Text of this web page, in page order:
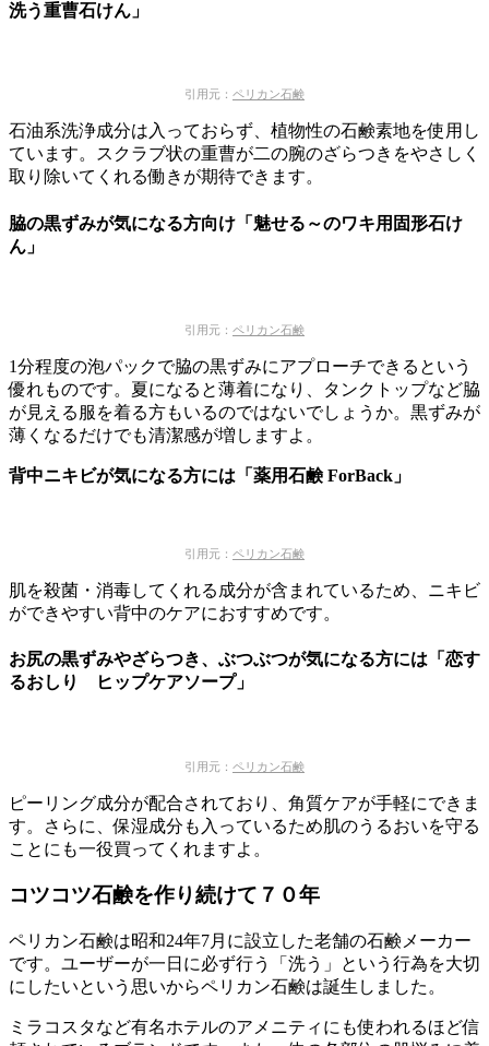
洗う重曹石けん」
引用元： ペリカン石鹸
石油系洗浄成分は入っておらず、植物性の石鹸素地を使用し
ています。スクラブ状の重曹が二の腕のざらつきをやさしく
取り除いてくれる働きが期待できます。
脇の黒ずみが気になる方向け「魅せる～のワキ用固形石け
ん」
引用元： ペリカン石鹸
1分程度の泡パックで脇の黒ずみにアプローチできるという
優れものです。夏になると薄着になり、タンクトップなど脇
が見える服を着る方もいるのではないでしょうか。黒ずみが
薄くなるだけでも清潔感が増しますよ。
背中ニキビが気になる方には「薬用石鹸 ForBack」
引用元： ペリカン石鹸
肌を殺菌・消毒してくれる成分が含まれているため、ニキビ
ができやすい背中のケアにおすすめです。
お尻の黒ずみやざらつき、ぶつぶつが気になる方には「恋す
るおしり ヒップケアソープ」
引用元： ペリカン石鹸
ピーリング成分が配合されており、角質ケアが手軽にできま
す。さらに、保湿成分も入っているため肌のうるおいを守る
ことにも一役買ってくれますよ。
コツコツ石鹸を作り続けて７０年
ペリカン石鹸は昭和24年7月に設立した老舗の石鹸メーカー
です。ユーザーが一日に必ず行う「洗う」という行為を大切
にしたいという思いからペリカン石鹸は誕生しました。
ミラコスタなど有名ホテルのアメニティにも使われるほど信